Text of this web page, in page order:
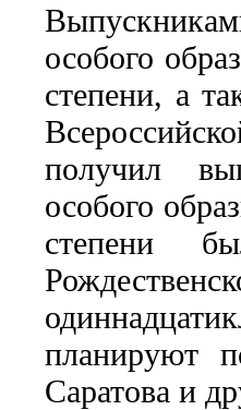
особого
степени, а
получил
особого
степени
планируют
Саратова и